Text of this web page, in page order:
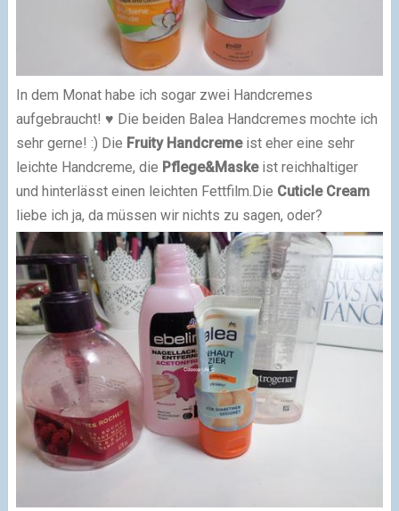
In dem Monat habe ich sogar zwei Handcremes
aufgebraucht! ♥ Die beiden Balea Handcremes mochte ich
sehr gerne! :) Die Fruity Handcremeist eher eine sehr
leichte Handcreme, die Pflege&Maskeist reichhaltiger
und hinterlässt einen leichten Fettfilm.Die Cuticle Cream
liebe ich ja, da müssen wir nichts zu sagen, oder?